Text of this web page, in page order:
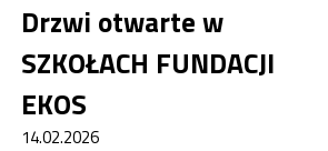
Drzwi otwarte w
SZKOŁACH FUNDACJI
EKOS
14.02.2026